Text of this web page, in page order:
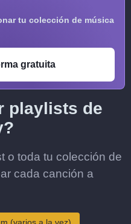
tu colección de música
gratuita
playlists de
o toda tu colección de
cada canción a